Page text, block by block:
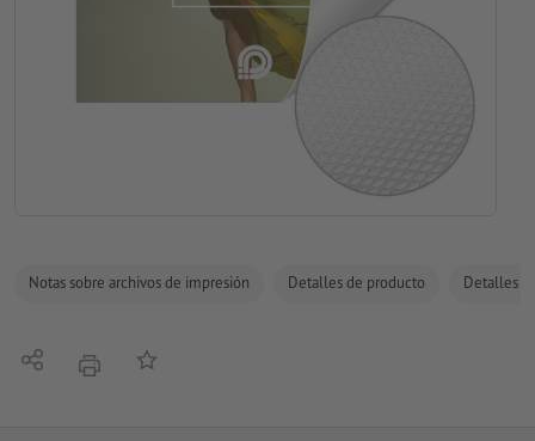
Notas sobre archivos de impresión Detalles de producto Detalles
CompartirimprimirAñadir a lista de favoritos